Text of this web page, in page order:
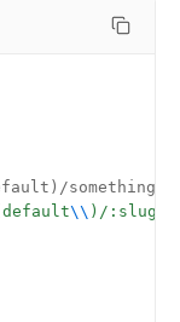
something`がリ
\\ )/:slug